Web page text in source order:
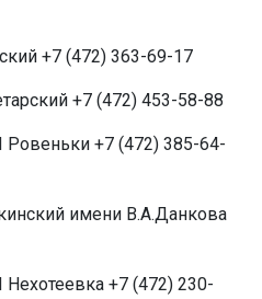
+7 (472) 363-69-17
+7 (472) 453-58-88
+7 (472) 385-64-
имени В.А.Данкова
+7 (472) 230-